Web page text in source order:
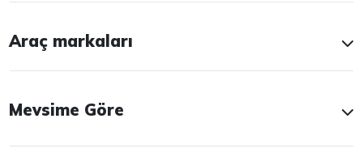
Araç markaları
Mevsime Göre